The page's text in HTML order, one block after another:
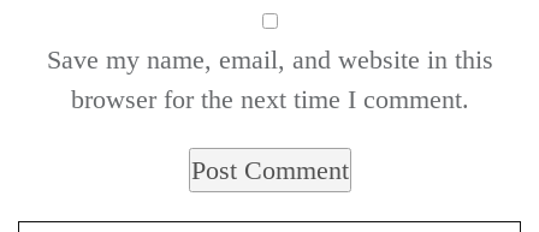
Save my name, email, and website in this
browser for the next time I comment.